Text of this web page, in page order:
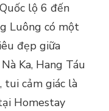
lộ 6 đến
Luông có một
đẹp giữa
Ka, Hang Táu
tui cảm giác là
Homestay